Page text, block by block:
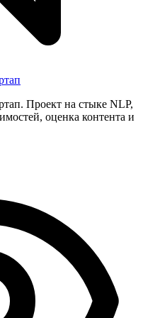
Проект на стыке NLP,
оценка контента и